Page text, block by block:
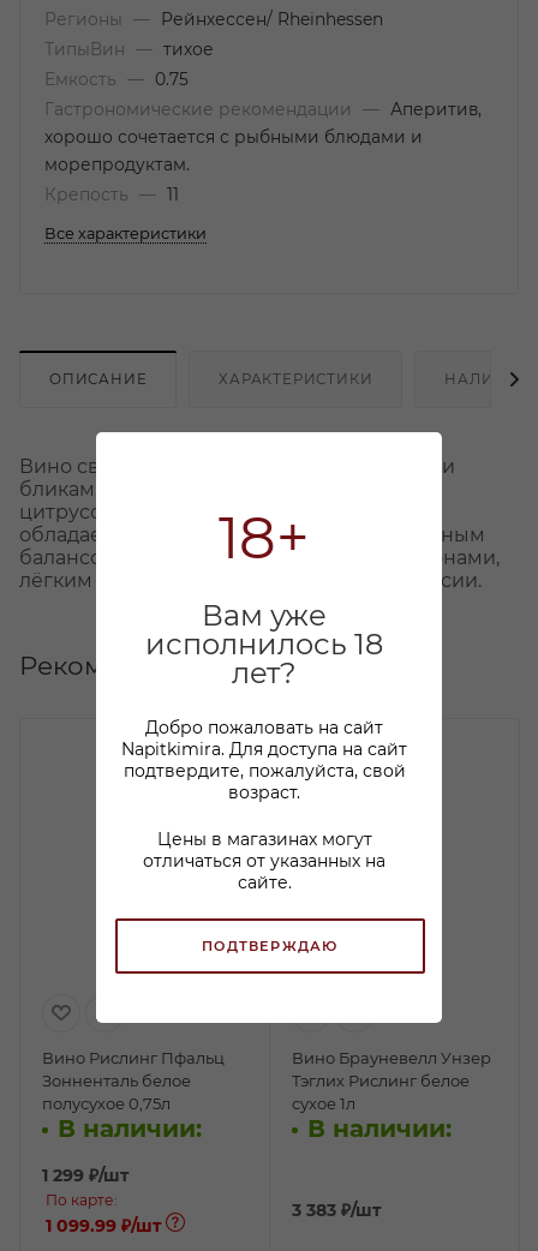
18+
Вам уже
исполнилось 18
лет?
Добро пожаловать на сайт
Napitkimira. Для доступа на сайт
подтвердите, пожалуйста, свой
возраст.
Цены в магазинах могут
отличаться от указанных на
сайте.
ПОДТВЕРЖДАЮ
Регионы
—
Рейнхессен/ Rheinhessen
ТипыВин
— тихое
Емкость
—
0.75
Гастрономические рекомендации
—
Аперитив,
хорошо сочетается с рыбными блюдами и
морепродуктам.
Крепость
— 11
Все характеристики
ОПИСАНИЕ ХАРАКТЕРИСТИКИ НАЛИЧИЕ
Вино светло-соломенного цвета с легкими
бликами. В аромате преобладают нотки
цитрусовых и зеленого яблока. Вкус вина
обладает хорошей структурой, превосходным
балансом кислотности, минеральными тонами,
лёгким бензольным оттенком в послевкусии.
Рекомендуем
Вино Рислинг Пфальц
Зонненталь белое
полусухое 0,75л
В наличии:
1 299 ₽/шт
По карте:
1 099.99 ₽/шт
Вино Брауневелл Унзер
Тэглих Рислинг белое
сухое 1л
В наличии:
3 383 ₽/шт